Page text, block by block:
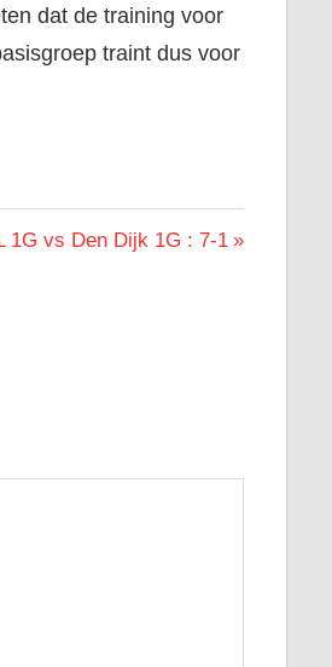
dat de training voor
traint dus voor
1G vs Den Dijk 1G : 7-1